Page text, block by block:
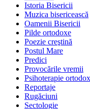
Istoria Bisericii
Muzica bisericească
Oamenii Bisericii
Pilde ortodoxe
Poezie creştină
Postul Mare
Predici
Provocările vremii
Psihoterapie
Reportaje
Rugăciuni
Sectologie